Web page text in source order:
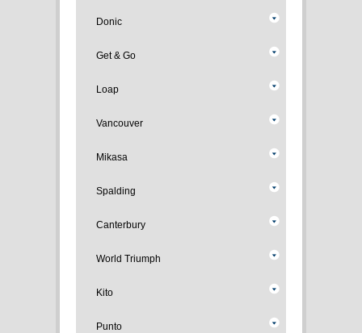
Donic
Get & Go
Loap
Vancouver
Mikasa
Spalding
Canterbury
World Triumph
Kito
Punto